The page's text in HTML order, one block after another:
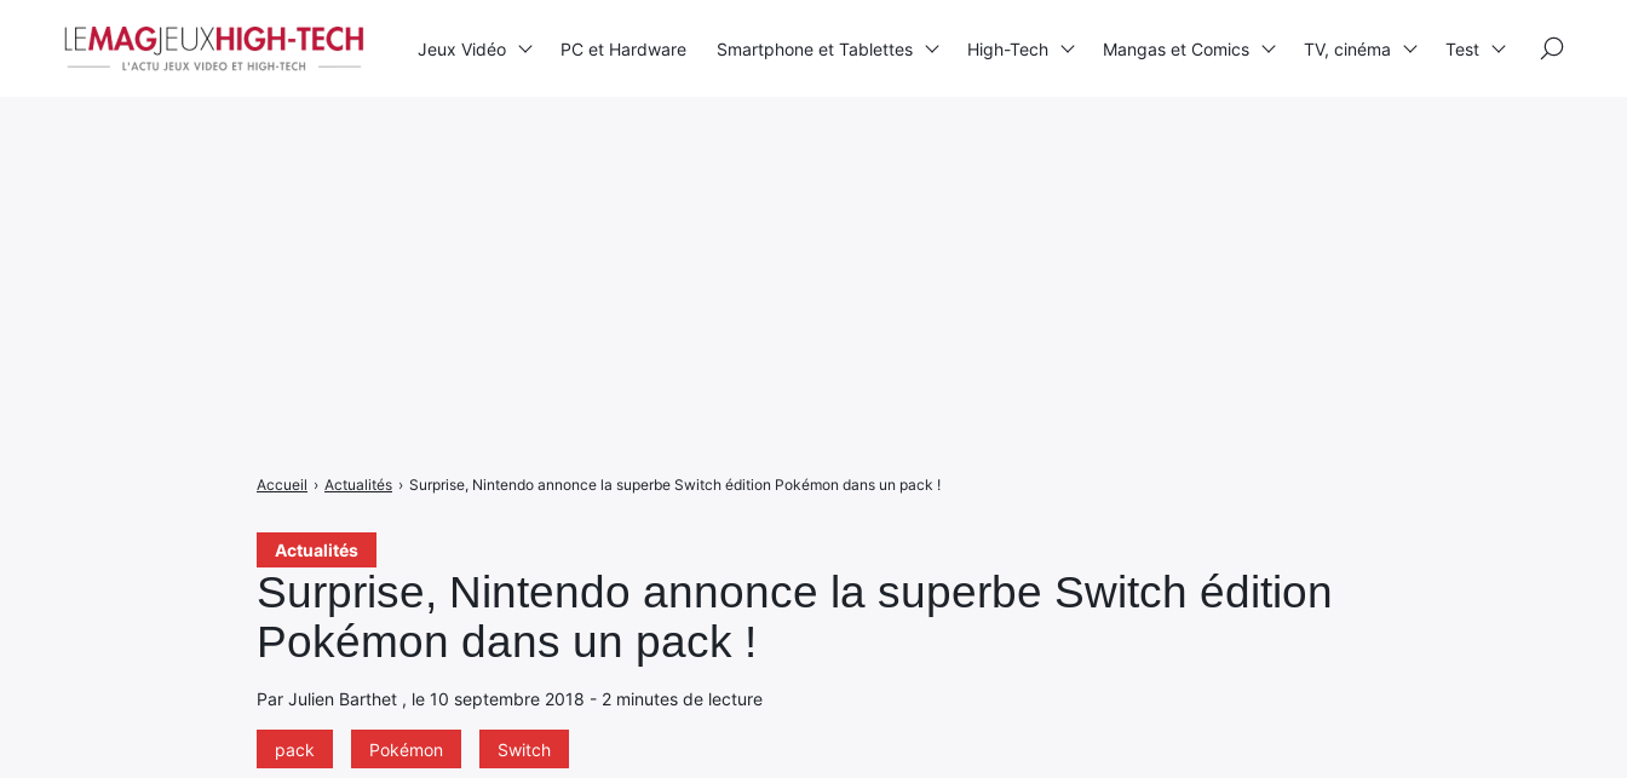
Actualités
Surprise, Nintendo annonce la superbe Switch édition
Pokémon dans un pack !
Par Julien Barthet , le 10 septembre 2018 - 2 minutes de lecture
pack Pokémon Switch
Accueil › Actualités › Surprise, Nintendo annonce la superbe Switch édition Pokémon dans un pack !
Jeux Vidéo PC et Hardware Smartphone et Tablettes High-Tech Mangas et Comics TV, cinéma Test